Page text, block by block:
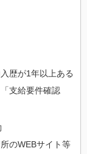
歴が1年以上ある
支給要件確認
のWEBサイト等